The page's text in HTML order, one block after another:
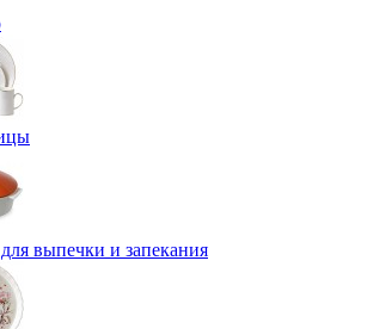
выпечки и запекания